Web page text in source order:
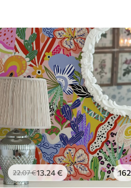
22.07€13.24€ 162